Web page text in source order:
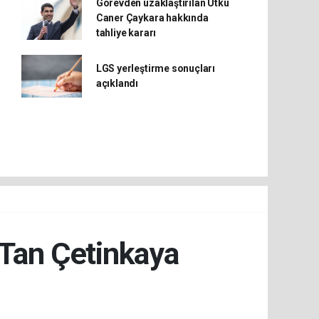
Görevden uzaklaştırılan Utku
Caner Çaykara hakkında
tahliye kararı
LGS yerleştirme sonuçları
açıklandı
Çetinkaya